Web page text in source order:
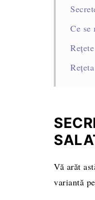
Ce se
Vă arăt
variantă